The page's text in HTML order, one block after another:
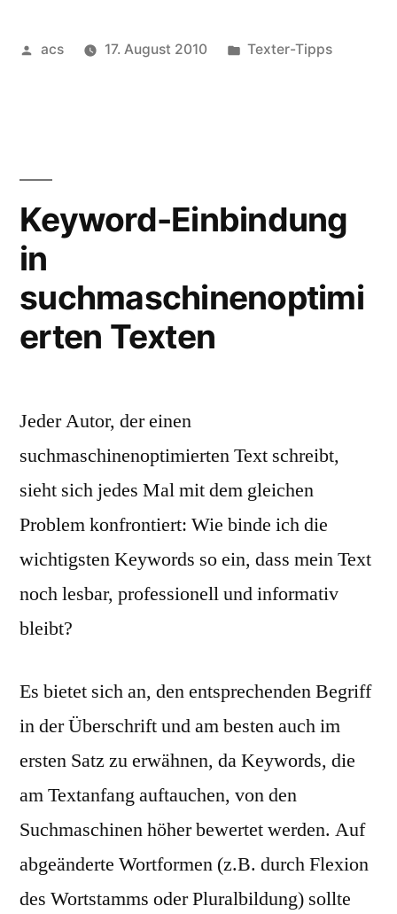
und
Veröffentlicht
acs 17. August 2010
Veröffentlicht
Texter-Tipps
Keyword-Einbindung
in
suchmaschinenoptimi
erten Texten
Jeder Autor, der einen
suchmaschinenoptimierten Text schreibt,
sieht sich jedes Mal mit dem gleichen
Problem konfrontiert: Wie binde ich die
wichtigsten Keywords so ein, dass mein Text
noch lesbar, professionell und informativ
bleibt?
Es bietet sich an, den entsprechenden Begriff
in der Überschrift und am besten auch im
ersten Satz zu erwähnen, da Keywords, die
am Textanfang auftauchen, von den
Suchmaschinen höher bewertet werden. Auf
abgeänderte Wortformen (z.B. durch Flexion
des Wortstamms oder Pluralbildung) sollte